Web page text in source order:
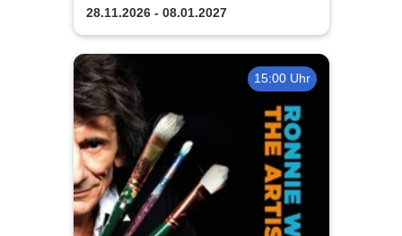
28.11.2026 - 08.01.2027
15:00 Uhr